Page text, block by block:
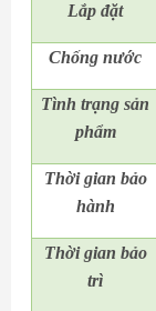
Lắp đặt
Chống nước
Tình trạng sản
phẩm
Thời gian bảo
hành
Thời gian bảo
trì